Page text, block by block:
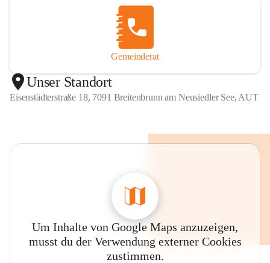
Gemeinderat
Unser Standort
Eisenstädterstraße 18, 7091 Breitenbrunn am Neusiedler See, AUT
Um Inhalte von Google Maps anzuzeigen,
musst du der Verwendung externer Cookies
zustimmen.